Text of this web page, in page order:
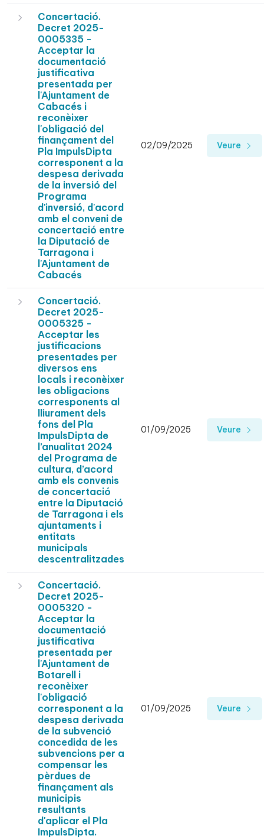
Concertació.
Decret 2025-
0005335 -
Acceptar la
documentació
justificativa
presentada per
l'Ajuntament de
Cabacés i
reconèixer
l'obligació del
finançament del
Pla ImpulsDipta
corresponent a la
despesa derivada
de la inversió del
Programa
d'inversió, d'acord
amb el conveni de
concertació entre
la Diputació de
Tarragona i
l'Ajuntament de
Cabacés
02/09/2025 Veure
Concertació.
Decret 2025-
0005325 -
Acceptar les
justificacions
presentades per
diversos ens
locals i reconèixer
les obligacions
corresponents al
lliurament dels
fons del Pla
ImpulsDipta de
l’anualitat 2024
del Programa de
cultura, d’acord
amb els convenis
de concertació
entre la Diputació
de Tarragona i els
ajuntaments i
entitats
municipals
descentralitzades
01/09/2025 Veure
Concertació.
Decret 2025-
0005320 -
Acceptar la
documentació
justificativa
presentada per
l'Ajuntament de
Botarell i
reconèixer
l'obligació
corresponent a la
despesa derivada
de la subvenció
concedida de les
subvencions per a
compensar les
pèrdues de
finançament als
municipis
resultants
d'aplicar el Pla
ImpulsDipta.
01/09/2025 Veure